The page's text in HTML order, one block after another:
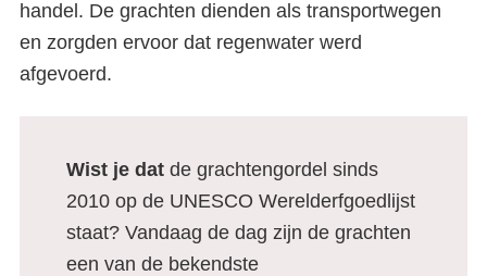
handel. De grachten dienden als transportwegen
en zorgden ervoor dat regenwater werd
afgevoerd.
Wist je dat de grachtengordel sinds
2010 op de UNESCO Werelderfgoedlijst
staat? Vandaag de dag zijn de grachten
een van de bekendste